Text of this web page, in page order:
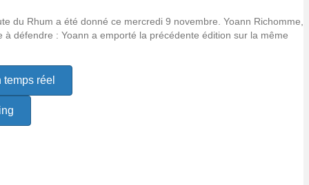
du Rhum a été donné ce mercredi 9 novembre. Yoann Richomme,
défendre : Yoann a emporté la précédente édition sur la même
réel